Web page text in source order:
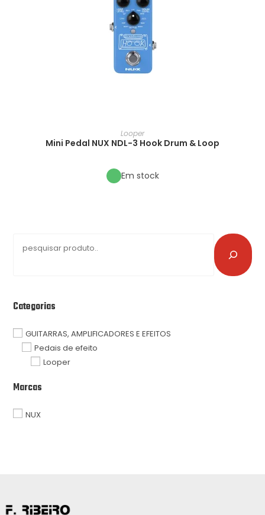
Looper
Mini Pedal NUX NDL-3 Hook Drum & Loop
Em stock
Categorias
GUITARRAS, AMPLIFICADORES E EFEITOS
Pedais de efeito
Looper
Marcas
NUX